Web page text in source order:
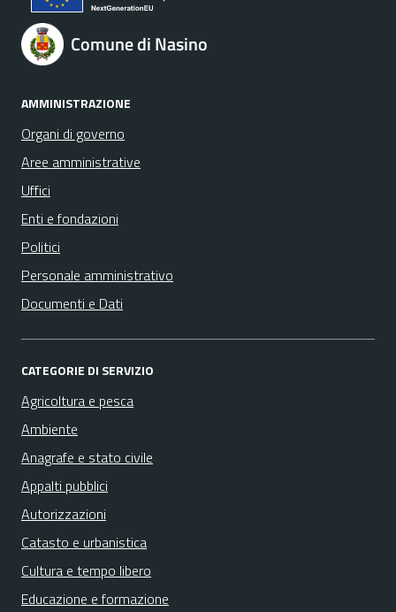
Comune di Nasino
AMMINISTRAZIONE
Organi di governo
Aree amministrative
Uffici
Enti e fondazioni
Politici
Personale amministrativo
Documenti e Dati
CATEGORIE DI SERVIZIO
Agricoltura e pesca
Ambiente
Anagrafe e stato civile
Appalti pubblici
Autorizzazioni
Catasto e urbanistica
Cultura e tempo libero
Educazione e formazione